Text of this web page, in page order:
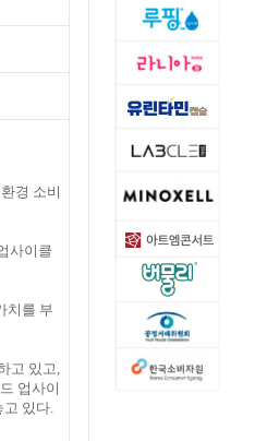
경 소비
사이클
치를 부
고 있고,
업사이
고 있다.